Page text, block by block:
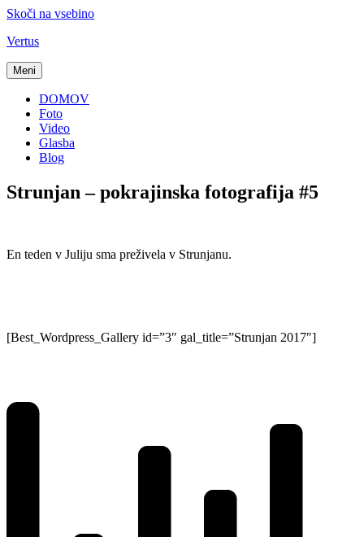
Skoči na vsebino
Vertus
Meni
DOMOV
Foto
Video
Glasba
Blog
Strunjan – pokrajinska fotografija #5
En teden v Juliju sma preživela v Strunjanu.
[Best_Wordpress_Gallery id=”3″ gal_title=”Strunjan 2017″]